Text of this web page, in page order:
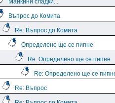
Майкини сладки...
Въпрос до Комита
Re: Въпрос до Комита
Определено ще се пипне
Re: Определено ще се пипне
Re: Определено ще се
Re: Въпрос